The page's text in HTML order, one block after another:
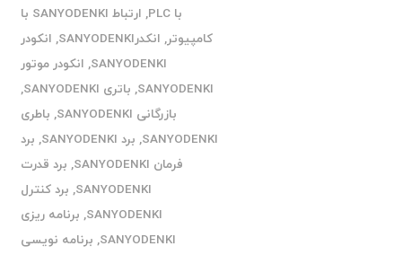
با PLC
,
ارتباط SANYODENKI با
کامپیوتر, انکدرSANYODENKI , انکودر
SANYODENKI
, انکودر موتور
SANYODENKI
, باتری SANYODENKI
,
بازرگانی SANYODENKI
, باطری
SANYODENKI
, برد SANYODENKI , برد
فرمان SANYODENKI
, برد قدرت
SANYODENKI
, برد کنترل
SANYODENKI
, برنامه ریزی
SANYODENKI
, برنامه نویسی